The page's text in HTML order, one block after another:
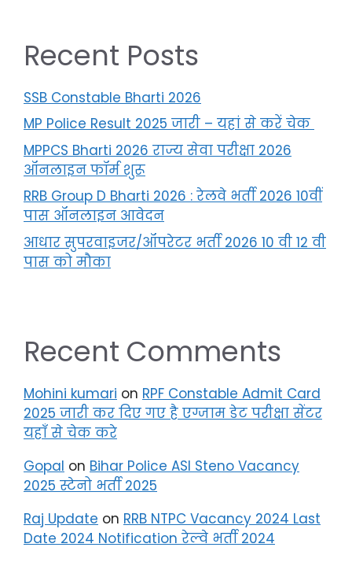
Recent Posts
SSB Constable Bharti 2026
MP Police Result 2025 जारी – यहां से करें चेक
MPPCS Bharti 2026 राज्य सेवा परीक्षा 2026
ऑनलाइन फॉर्म शुरू
RRB Group D Bharti 2026 : रेलवे भर्ती 2026 10वीं
पास ऑनलाइन आवेदन
आधार सुपरवाइजर/ऑपरेटर भर्ती 2026 10 वी 12 वी
पास को मौका
Recent Comments
Mohini kumari on RPF Constable Admit Card
2025 जारी कर दिए गए है एग्जाम डेट परीक्षा सेंटर
यहाँ से चेक करे
Gopal on Bihar Police ASI Steno Vacancy
2025 स्टेनो भर्ती 2025
Raj Update on RRB NTPC Vacancy 2024 Last
Date 2024 Notification रेल्वे भर्ती 2024